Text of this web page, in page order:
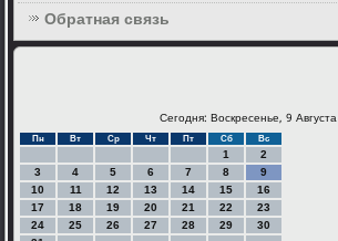
Обратная связь
Сегодня: Воскресенье, 9 Августа
Пн Вт Ср Чт Пт Сб Вс
1
2
3
4 5 6 7 8
9
10
11 12 13 14 15
16
17
18 19 20 21 22
23
24
25 26 27 28 29
30